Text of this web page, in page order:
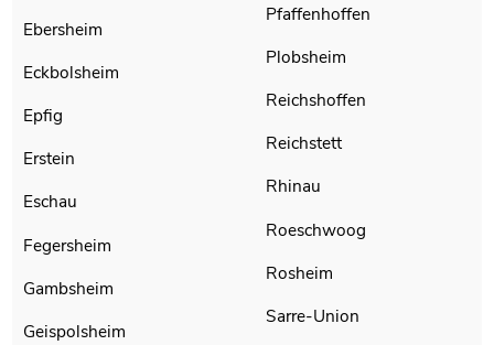
Ebersheim
Eckbolsheim
Epfig
Erstein
Eschau
Fegersheim
Gambsheim
Geispolsheim
Pfaffenhoffen
Plobsheim
Reichshoffen
Reichstett
Rhinau
Roeschwoog
Rosheim
Sarre-Union